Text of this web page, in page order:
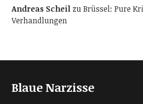
Andreas ScheilzuBrüssel: Pure
Verhandlungen
Blaue Narzisse